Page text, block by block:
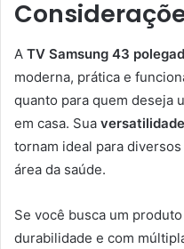
A TV Samsung 43
moderna, prática e
quanto para quem deseja
em casa. Sua versatilidade
tornam ideal para
área da saúde.
Se você busca um
durabilidade e com